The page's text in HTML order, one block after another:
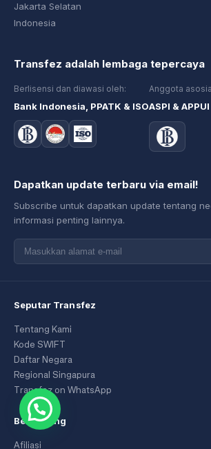
Jakarta Selatan
Indonesia
Transfez adalah lembaga tepercaya
Berlisensi dan diawasi oleh:
Bank Indonesia, PPATK & ISO
Anggota
ASPI & APPUI
Dapatkan update terbaru via email!
Subscribe untuk dapatkan update tentang
informasi penting lainnya.
Seputar Transfez
Tentang Kami
Kode SWIFT
Daftar Negara
Regional Singapura
Transfez on WhatsApp
Bergabung
Afiliasi